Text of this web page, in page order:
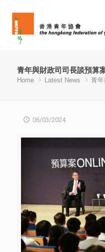
青年與財政司司長談預算
Home Latest News 青
06/03/2024